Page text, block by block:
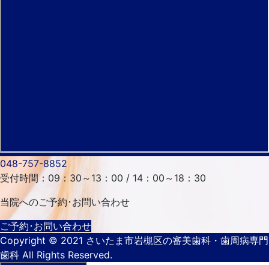
048-757-8852
受付時間：09：30～13：00 / 14：00～18：30
当院へのご予約･ お問い合わせ
ご予約･お問い合わせ
Copyright © 2021 さいたま市岩槻区の審美歯科・歯周病専門
歯科 All Rights Reserved.